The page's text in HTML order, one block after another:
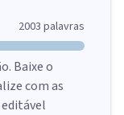
2003 palavras
Baixe o
com as